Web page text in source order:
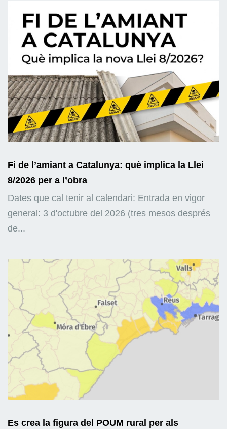
Fi de l’amiant a Catalunya: què implica la Llei
8/2026 per a l’obra
Dates que cal tenir al calendari: Entrada en vigor
general: 3 d'octubre del 2026 (tres mesos després
de...
Es crea la figura del POUM rural per als